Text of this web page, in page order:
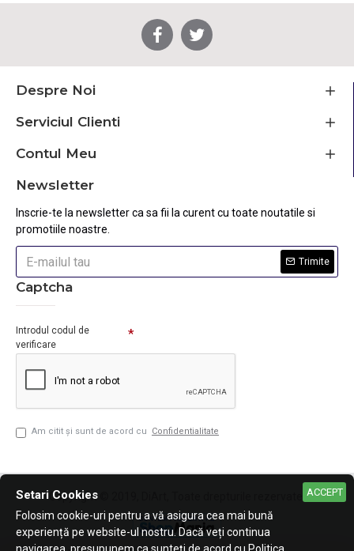
Despre Noi
Serviciul Clienti
Contul Meu
Newsletter
Inscrie-te la newsletter ca sa fii la curent cu toate noutatile si
promotiile noastre.
Trimite
Captcha
Introdul codul de
verificare
Am citit şi sunt de acord cu Confidentialitate
Copyright © 2019, DiArt, Toate drepturile rezervate. ACCEPT
Setari Cookies
Folosim cookie-uri pentru a vă asigura cea mai bună
experiență pe website-ul nostru. Dacă veți continua